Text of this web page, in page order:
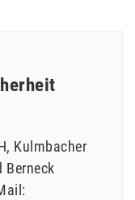
Kulmbacher
Berneck